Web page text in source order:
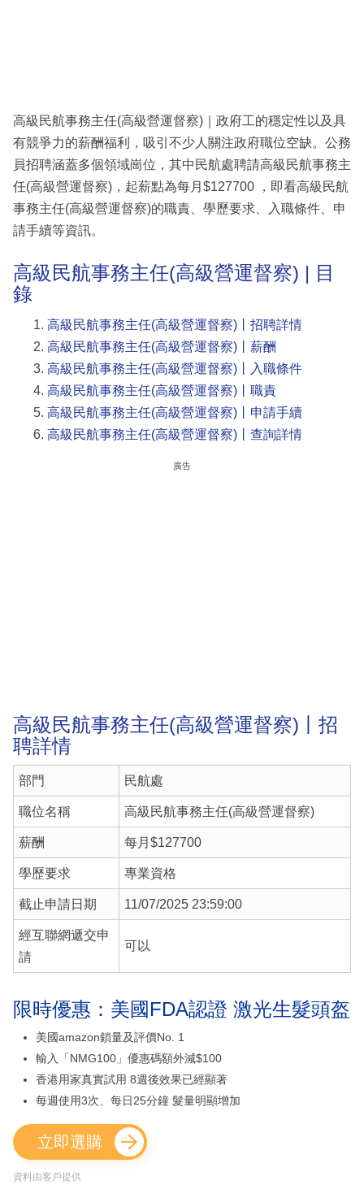
高級民航事務主任(高級營運督察)｜政府工的穩定性以及具
有競爭力的薪酬福利，吸引不少人關注政府職位空缺。公務
員招聘涵蓋多個領域崗位，其中民航處聘請高級民航事務主
任(高級營運督察)，起薪點為每月$127700 ，即看高級民航
事務主任(高級營運督察)的職責、學歷要求、入職條件、申
請手續等資訊。
高級民航事務主任(高級營運督察) | 目
錄
高級民航事務主任(高級營運督察)丨招聘詳情
高級民航事務主任(高級營運督察)丨薪酬
高級民航事務主任(高級營運督察)丨入職條件
高級民航事務主任(高級營運督察)丨職責
高級民航事務主任(高級營運督察)丨申請手續
高級民航事務主任(高級營運督察)丨查詢詳情
廣告
高級民航事務主任(高級營運督察)丨招
聘詳情
部門 民航處
職位名稱 高級民航事務主任(高級營運督察)
薪酬 每月$127700
學歷要求 專業資格
截止申請日期 11/07/2025 23:59:00
經互聯網遞交申
請
可以
限時優惠：美國FDA認證 激光生髮頭盔
美國amazon鎖量及評價No. 1
輸入「NMG100」優惠碼額外減$100
香港用家真實試用 8週後效果已經顯著
每週使用3次、每日25分鐘 髮量明顯增加
立即選購
資料由客戶提供